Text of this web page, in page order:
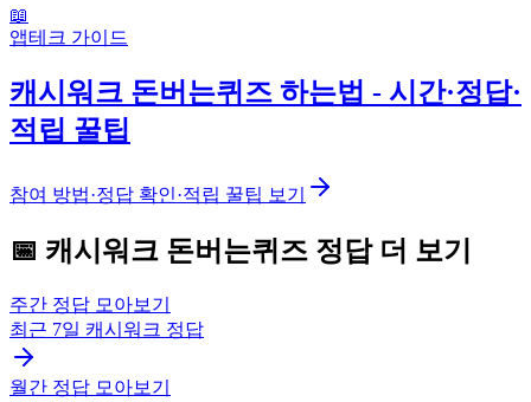
📖
앱테크 가이드
캐시워크 돈버는퀴즈 하는법 - 시간·정답·
적립 꿀팁
참여 방법·정답 확인·적립 꿀팁 보기
📅 캐시워크 돈버는퀴즈 정답 더 보기
주간 정답 모아보기
최근 7일 캐시워크 정답
월간 정답 모아보기